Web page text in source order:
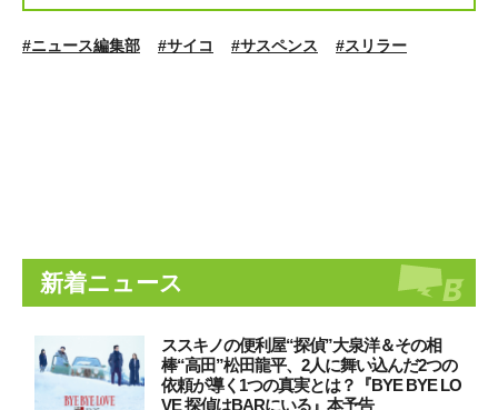
#ニュース編集部 #サイコ #サスペンス #スリラー
新着ニュース
ススキノの便利屋“探偵”大泉洋＆その相
棒“高田”松田龍平、2人に舞い込んだ2つの
依頼が導く1つの真実とは？『BYE BYE LO
VE 探偵はBARにいる』本予告